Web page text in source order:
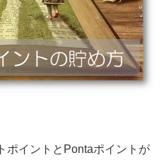
ポイントとPontaポイントが